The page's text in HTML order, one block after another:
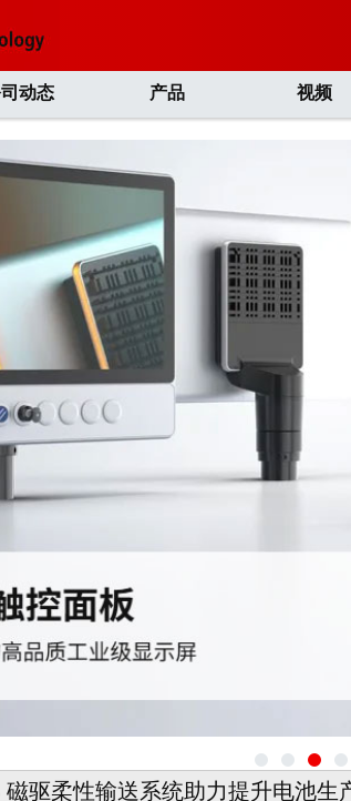
动态 产品 视频
驱柔性输送系统助力提升电池生